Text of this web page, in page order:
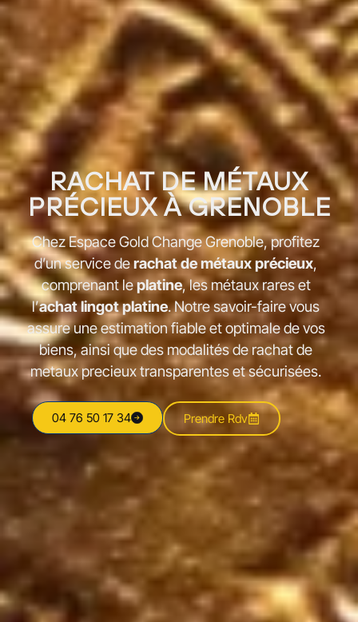
RACHAT DE MÉTAUX
PRÉCIEUX À GRENOBLE
Chez Espace Gold Change Grenoble, profitez
d’un service derachat de métaux précieux,
comprenant leplatine, les métaux rares et
l’achat lingot platine. Notre savoir-faire vous
assure une estimation fiable et optimale de vos
biens, ainsi que des modalités de rachat de
metaux precieux transparentes et sécurisées.
04 76 50 17 34 Prendre Rdv